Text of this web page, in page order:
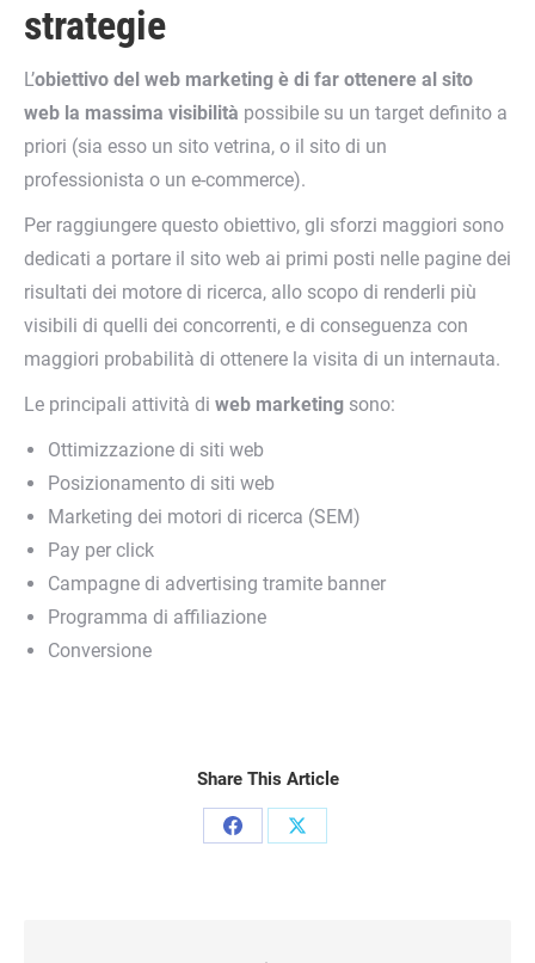
strategie
L’obiettivo del web marketing è di far ottenere al sito
web la massima visibilità possibile su un target definito a
priori (sia esso un sito vetrina, o il sito di un
professionista o un e-commerce).
Per raggiungere questo obiettivo, gli sforzi maggiori sono
dedicati a portare il sito web ai primi posti nelle pagine dei
risultati dei motore di ricerca, allo scopo di renderli più
visibili di quelli dei concorrenti, e di conseguenza con
maggiori probabilità di ottenere la visita di un internauta.
Le principali attività di web marketing sono:
Ottimizzazione di siti web
Posizionamento di siti web
Marketing dei motori di ricerca (SEM)
Pay per click
Campagne di advertising tramite banner
Programma di affiliazione
Conversione
Share This Article
CondividiCondividi